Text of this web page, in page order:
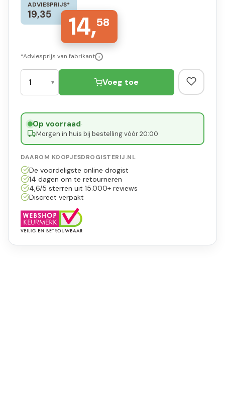
ADVIESPRIJS*
19,35 14,58
*Adviesprijs van fabrikant i
Voeg toe
Op voorraad·
Morgen in huis bij bestelling vóór 20:00
DAAROM KOOPJESDROGISTERIJ.NL
De voordeligste online drogist
14 dagen om te retourneren
4,6/5 sterren uit 15.000+ reviews
Discreet verpakt